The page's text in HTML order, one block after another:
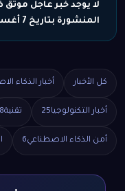
لا يوجد خبر عاجل
المنشورة بتاريخ 7 أغسطس 2026
كل الأخبار أخبار الذكاء
أخبار التكنولوجيا25 تقنية8
أمن الذكاء الاصطناعي6